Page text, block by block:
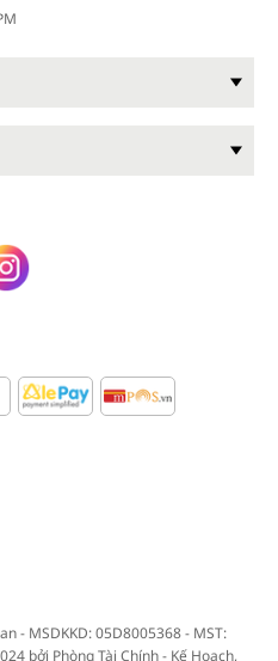
- MSDKKD: 05D8005368 - MST:
bởi Phòng Tài Chính - Kế Hoạch,